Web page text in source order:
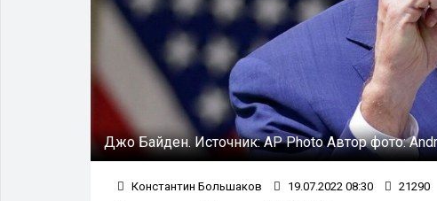
Джо Байден. Источник:AP PhotoАвтор фото:
Константин Большаков 19.07.2022 08:30 21290